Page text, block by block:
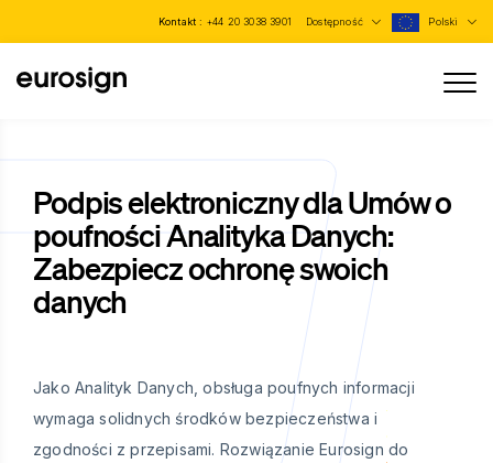
Kontakt : +44 20 3038 3901 Dostępność Polski
Podpis elektroniczny dla Umów o
poufności Analityka Danych:
Zabezpiecz ochronę swoich
danych
Jako Analityk Danych, obsługa poufnych informacji
wymaga solidnych środków bezpieczeństwa i
zgodności z przepisami. Rozwiązanie Eurosign do